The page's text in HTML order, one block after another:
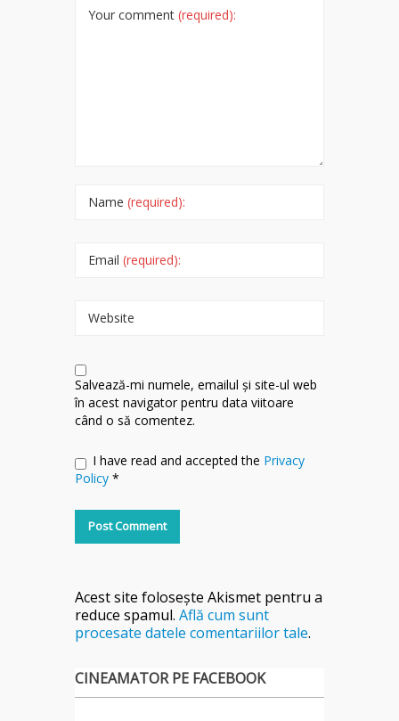
Your comment (required):
Name (required):
Email (required):
Website
Salvează-mi numele, emailul și site-ul web
în acest navigator pentru data viitoare
când o să comentez.
I have read and accepted the Privacy
Policy *
Acest site folosește Akismet pentru a
reduce spamul. Află cum sunt
procesate datele comentariilor tale.
CINEAMATOR PE FACEBOOK